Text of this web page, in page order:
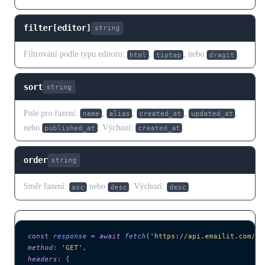
filter[editor] string
Filtrování podle typu editoru: html , tiptap , nebo dragit .
sort string
Pole pro řazení: name , alias , created_at , updated_at
nebo published_at . Výchozí: created_at
order string
Směr řazení: asc nebo desc . Výchozí: desc .
const response = await fetch ( ' https://api.emailit.com/v2/
method: ' GET' ,
headers :
{